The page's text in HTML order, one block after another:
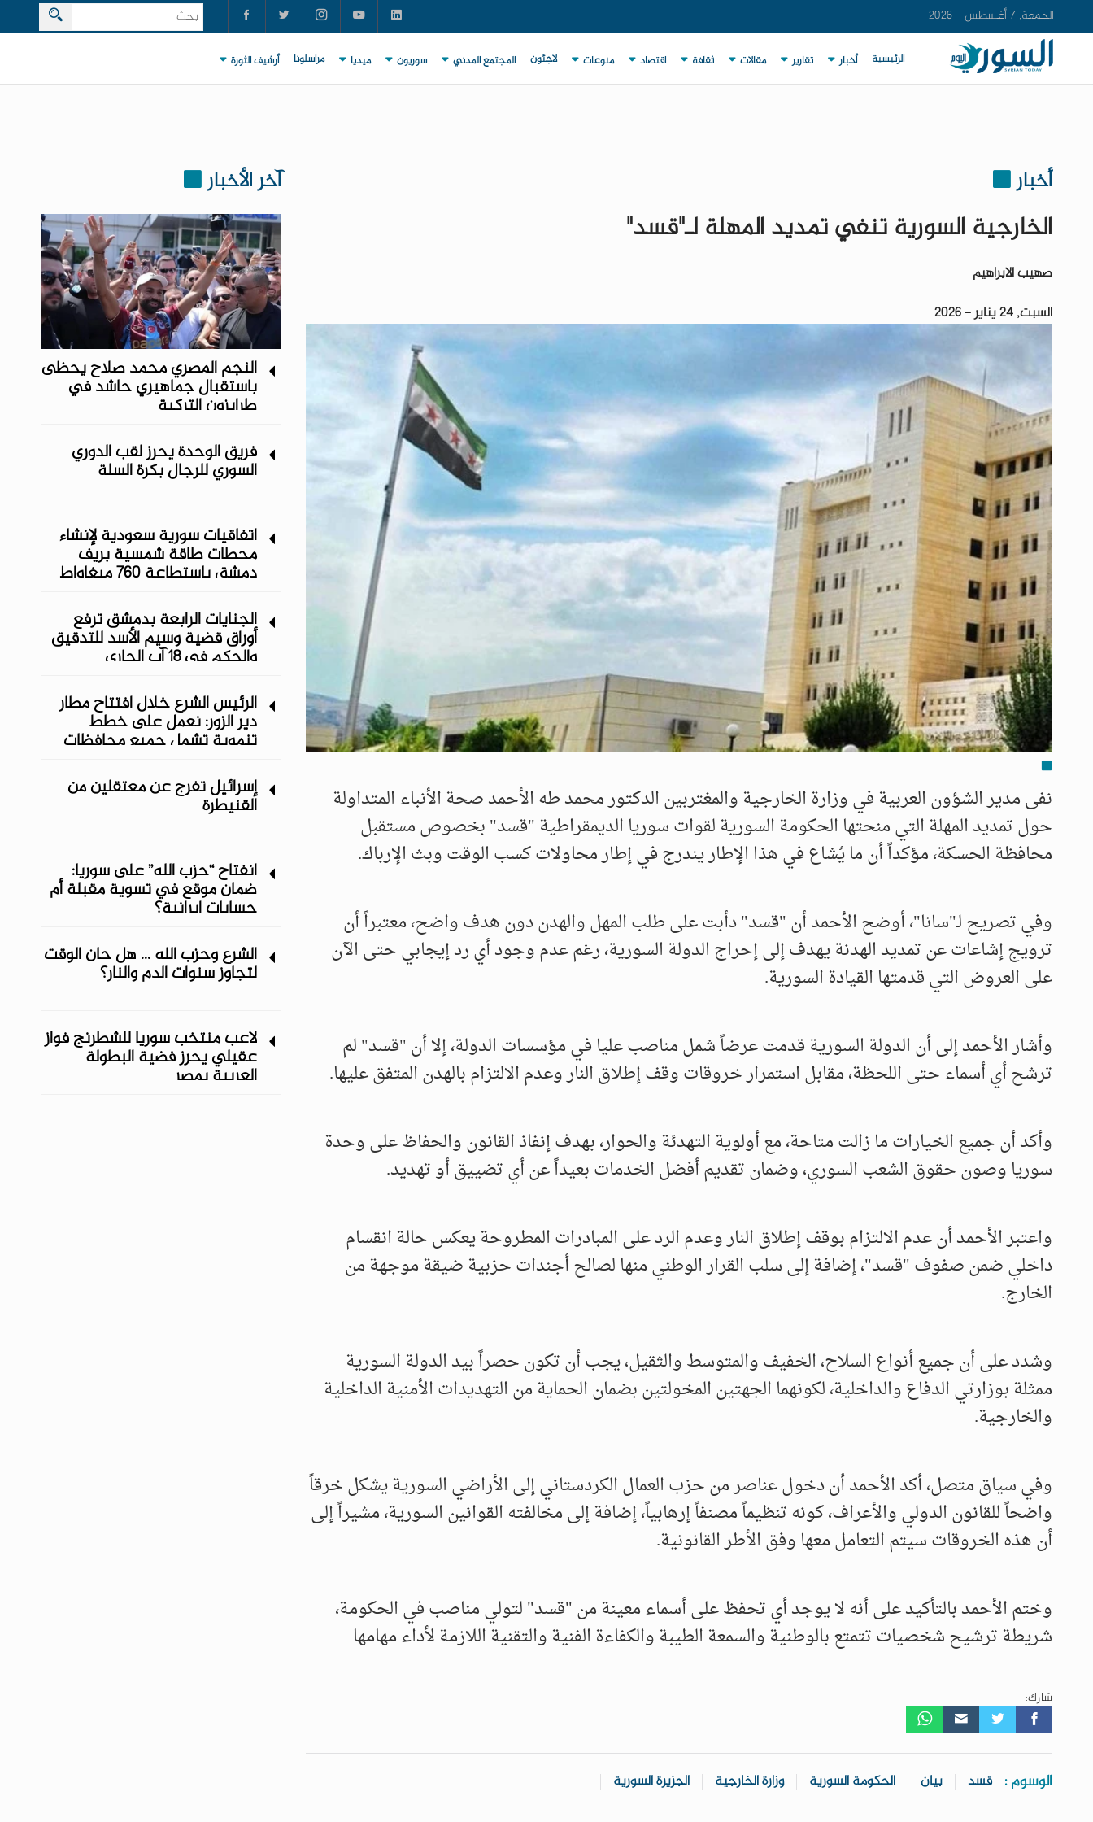
الجمعة, 7 أغسطس - 2026
الرئيسية أخبار تقارير مقالات ثقافة اقتصاد منوعات لاجئون المجتمع المدني سوريون ميديا مراسلونا أرشيف الثورة
أخبار
الخارجية السورية تنفي تمديد المهلة لـ"قسد"
صهيب الابراهيم
السبت, 24 يناير - 2026
نفى مدير الشؤون العربية في وزارة الخارجية والمغتربين الدكتور محمد طه الأحمد صحة الأنباء المتداولة
حول تمديد المهلة التي منحتها الحكومة السورية لقوات سوريا الديمقراطية "قسد" بخصوص مستقبل
محافظة الحسكة، مؤكداً أن ما يُشاع في هذا الإطار يندرج في إطار محاولات كسب الوقت وبث الإرباك.
وفي تصريح لـ"سانا"، أوضح الأحمد أن "قسد" دأبت على طلب المهل والهدن دون هدف واضح، معتبراً أن
ترويج إشاعات عن تمديد الهدنة يهدف إلى إحراج الدولة السورية، رغم عدم وجود أي رد إيجابي حتى الآن
على العروض التي قدمتها القيادة السورية.
وأشار الأحمد إلى أن الدولة السورية قدمت عرضاً شمل مناصب عليا في مؤسسات الدولة، إلا أن "قسد" لم
ترشح أي أسماء حتى اللحظة، مقابل استمرار خروقات وقف إطلاق النار وعدم الالتزام بالهدن المتفق عليها.
وأكد أن جميع الخيارات ما زالت متاحة، مع أولوية التهدئة والحوار، بهدف إنفاذ القانون والحفاظ على وحدة
سوريا وصون حقوق الشعب السوري، وضمان تقديم أفضل الخدمات بعيداً عن أي تضييق أو تهديد.
واعتبر الأحمد أن عدم الالتزام بوقف إطلاق النار وعدم الرد على المبادرات المطروحة يعكس حالة انقسام
داخلي ضمن صفوف "قسد"، إضافة إلى سلب القرار الوطني منها لصالح أجندات حزبية ضيقة موجهة من
الخارج.
وشدد على أن جميع أنواع السلاح، الخفيف والمتوسط والثقيل، يجب أن تكون حصراً بيد الدولة السورية
ممثلة بوزارتي الدفاع والداخلية، لكونهما الجهتين المخولتين بضمان الحماية من التهديدات الأمنية الداخلية
والخارجية.
وفي سياق متصل، أكد الأحمد أن دخول عناصر من حزب العمال الكردستاني إلى الأراضي السورية يشكل خرقاً
واضحاً للقانون الدولي والأعراف، كونه تنظيماً مصنفاً إرهابياً، إضافة إلى مخالفته القوانين السورية، مشيراً إلى
أن هذه الخروقات سيتم التعامل معها وفق الأطر القانونية.
وختم الأحمد بالتأكيد على أنه لا يوجد أي تحفظ على أسماء معينة من "قسد" لتولي مناصب في الحكومة،
شريطة ترشيح شخصيات تتمتع بالوطنية والسمعة الطيبة والكفاءة الفنية والتقنية اللازمة لأداء مهامها
شارك:
الوسوم : قسد بيان الحكومة السورية وزارة الخارجية الجزيرة السورية
آخر الأخبار
النجم المصري محمد صلاح يحظى
باستقبال جماهيري حاشد في
طرابزون التركية
فريق الوحدة يحرز لقب الدوري
السوري للرجال بكرة السلة
اتفاقيات سورية سعودية لإنشاء
محطات طاقة شمسية ‏بريف
دمشق باستطاعة 760 ميغاواط
الجنايات الرابعة بدمشق ترفع
أوراق قضية وسيم الأسد للتدقيق
والحكم في 18 آب الجاري
الرئيس الشرع خلال افتتاح مطار
دير الزور: نعمل على خطط
تنموية تشمل جميع محافظات
إسرائيل تفرج عن معتقلين من
القنيطرة
انفتاح “حزب الله” على سوريا:
ضمان موقع في تسوية مقبلة أم
حسابات إيرانية؟
الشرع وحزب الله ... هل حان الوقت
لتجاوز سنوات الدم والنار؟
لاعب منتخب سوريا للشطرنج فواز
عقيلي يحرز فضية البطولة
العربية بمصر